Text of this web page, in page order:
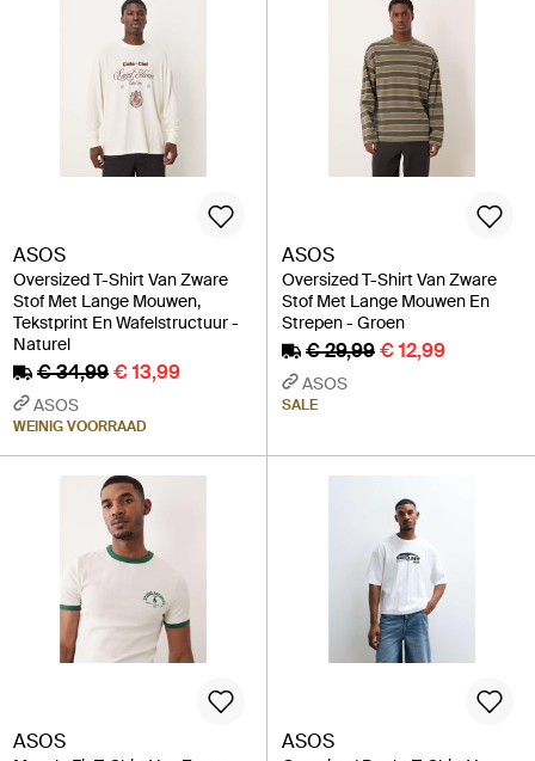
ASOS
Oversized T-Shirt Van Zware
Stof Met Lange Mouwen,
Tekstprint En Wafelstructuur -
Naturel
€ 34,99€ 13,99
ASOS
WEINIG VOORRAAD
ASOS
Oversized T-Shirt Van Zware
Stof Met Lange Mouwen En
Strepen - Groen
€ 29,99€ 12,99
ASOS
SALE
ASOS ASOS